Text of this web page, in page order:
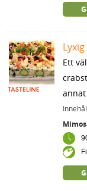
Ett
annat